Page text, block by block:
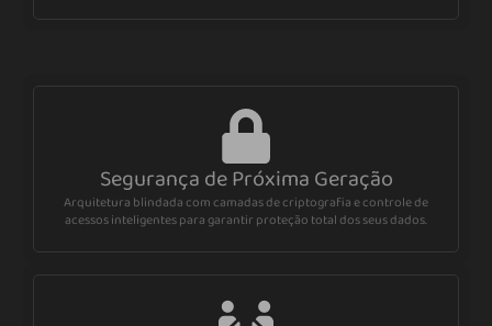
Segurança de Próxima Geração
Arquitetura blindada com camadas de criptografia e controle de
acessos inteligentes para garantir proteção total dos seus dados.